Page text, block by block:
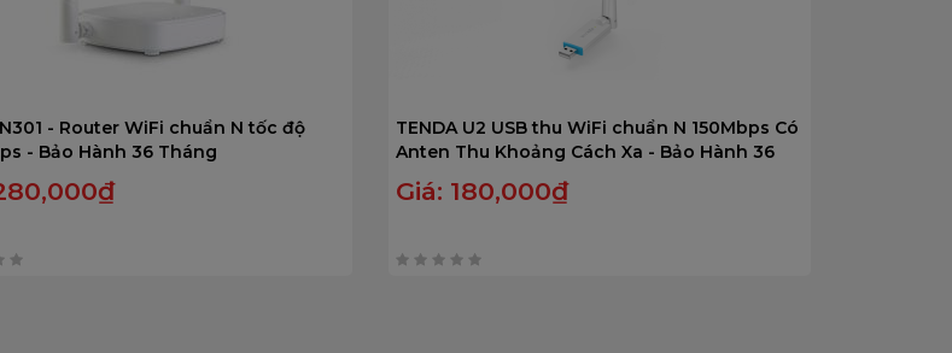
- Router WiFi chuẩn N tốc độ
- Bảo Hành 36 Tháng
₫
TENDA U2 USB thu WiFi chuẩn N 150Mbps Có
Anten Thu Khoảng Cách Xa - Bảo Hành 36
Giá: 180,000₫